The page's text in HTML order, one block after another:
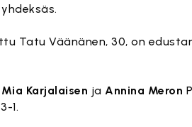
Tatu Väänänen, 30, on
Mia Karjalaisen ja Annina Meron
1.